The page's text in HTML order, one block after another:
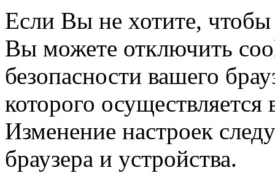
Если Вы не хотите,
Вы можете отключить
безопасности вашего
которого
Изменение настроек
браузера и устройства.